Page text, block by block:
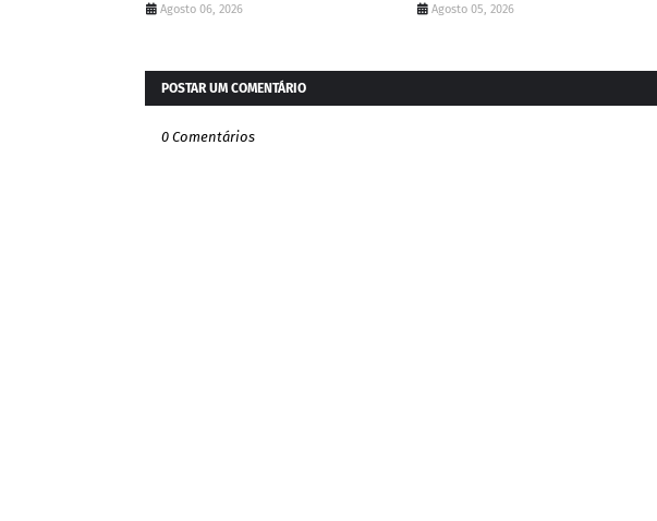
Agosto 06, 2026 Agosto 05, 2026
POSTAR UM COMENTÁRIO
0 Comentários